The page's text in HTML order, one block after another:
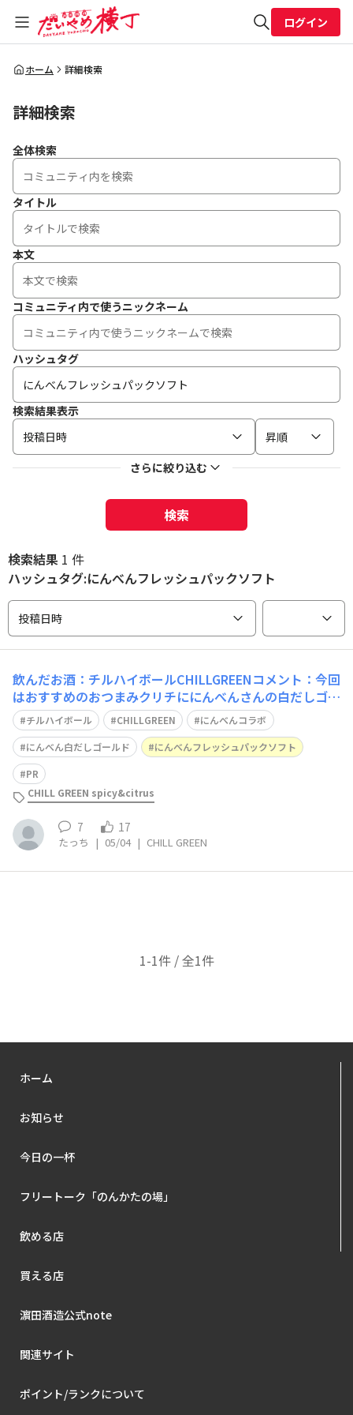
全体検索
ログイン
ホーム 詳細検索
詳細検索
全体検索
タイトル
本文
コミュニティ内で使うニックネーム
ハッシュタグ
検索結果表示
投稿日時
昇順
さらに絞り込む
検索
検索結果 1 件
ハッシュタグ:にんべんフレッシュパックソフト
投稿日時
飲んだお酒：チルハイボールCHILLGREENコメント：今回
はおすすめのおつまみクリチににんべんさんの白だしゴー
ルドを漬けて鰹節をかける…を作ってみましたクリチのつ
もりがゴルゴンゾーラを剥いてしまってありゃりゃと思っ
たのですがゴンゴンも漬けてみましたゴンゴンとても合い
ますよ！クリチとはまた違った美味
チルハイボール CHILLGREEN
にんべんコラボ
にんべん白だしゴールド
にんべんフレッシュパックソフト
PR
CHILL GREEN spicy&citrus
7 17
たっち | 05/04 | CHILL GREEN
1-1件 / 全1件
ホーム
お知らせ
今日の一杯
フリートーク「のんかたの場」
飲める店
買える店
濵田酒造公式note
関連サイト
ポイント/ランクについて